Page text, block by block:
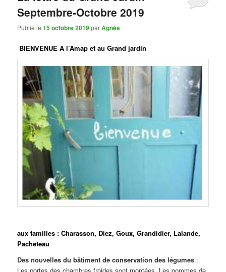
Septembre-Octobre 2019
Publié le15 octobre 2019parAgnès
BIENVENUE A l’Amap et au Grand jardin
aux familles : Charasson, Diez, Goux, Grandidier, Lalande,
Pacheteau
Des nouvelles du bâtiment de conservation des légumes :